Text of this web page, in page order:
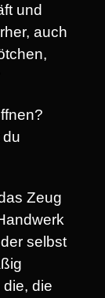
und
auch
Zeug
selbst
die